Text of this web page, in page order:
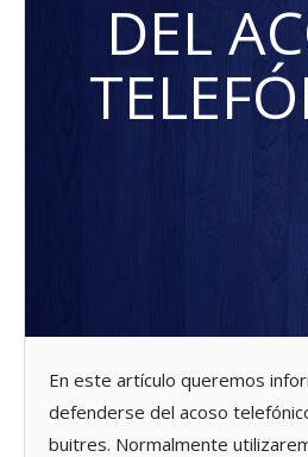
DEL
En este artículo queremos
defenderse del acoso
buitres. Normalmente